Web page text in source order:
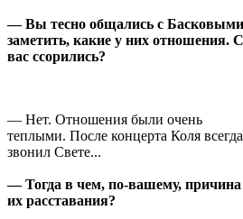
— Вы тесно общались с
заметить, какие у них отношения.
вас ссорились?
— Нет. Отношения были очень
теплыми. После концерта Коля всегда
звонил Свете...
— Тогда в чем, по-вашему, причина
их расставания?